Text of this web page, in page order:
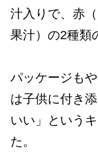
汁入りで、赤
果汁）の2種類
パッケージも
は子供に付き
いい」という
た。